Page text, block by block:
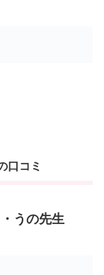
口コミ
うの先生